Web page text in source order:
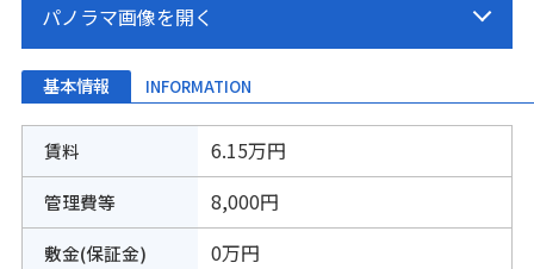
基本情報 INFORMATION
賃料 6.15万円
管理費等 8,000円
敷金(保証金) 0万円